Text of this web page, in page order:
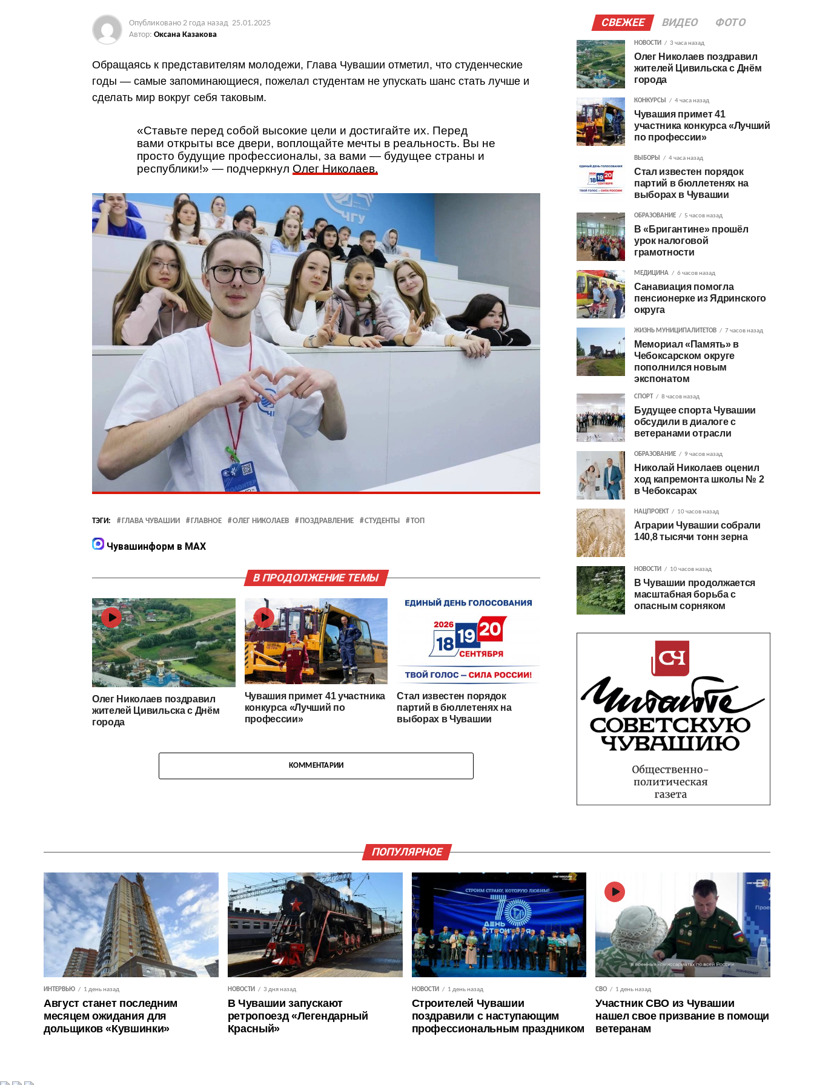
Опубликовано 2 года назад 25.01.2025
Автор: Оксана Казакова
Обращаясь к представителям молодежи, Глава Чувашии отметил, что студенческие
годы — самые запоминающиеся, пожелал студентам не упускать шанс стать лучше и
сделать мир вокруг себя таковым.
«Ставьте перед собой высокие цели и достигайте их. Перед
вами открыты все двери, воплощайте мечты в реальность. Вы не
просто будущие профессионалы, за вами — будущее страны и
республики!» — подчеркнул Олег Николаев.
ТЭГИ: ГЛАВА ЧУВАШИИ ГЛАВНОЕ ОЛЕГ НИКОЛАЕВ ПОЗДРАВЛЕНИЕ СТУДЕНТЫ ТОП
Чувашинформ в MAX
В ПРОДОЛЖЕНИЕ ТЕМЫ
Олег Николаев поздравил
жителей Цивильска с Днём
города
Чувашия примет 41 участника
конкурса «Лучший по
профессии»
Стал известен порядок
партий в бюллетенях на
выборах в Чувашии
КОММЕНТАРИИ
СВЕЖЕЕ ВИДЕО ФОТО
НОВОСТИ 3 часа назад
Олег Николаев поздравил
жителей Цивильска с Днём
города
КОНКУРСЫ 4 часа назад
Чувашия примет 41
участника конкурса «Лучший
по профессии»
ВЫБОРЫ 4 часа назад
Стал известен порядок
партий в бюллетенях на
выборах в Чувашии
ОБРАЗОВАНИЕ 5 часов назад
В «Бригантине» прошёл
урок налоговой
грамотности
МЕДИЦИНА 6 часов назад
Санавиация помогла
пенсионерке из Ядринского
округа
ЖИЗНЬ МУНИЦИПАЛИТЕТОВ 7 часов назад
Мемориал «Память» в
Чебоксарском округе
пополнился новым
экспонатом
СПОРТ 8 часов назад
Будущее спорта Чувашии
обсудили в диалоге с
ветеранами отрасли
ОБРАЗОВАНИЕ 9 часов назад
Николай Николаев оценил
ход капремонта школы № 2
в Чебоксарах
НАЦПРОЕКТ 10 часов назад
Аграрии Чувашии собрали
140,8 тысячи тонн зерна
НОВОСТИ 10 часов назад
В Чувашии продолжается
масштабная борьба с
опасным сорняком
ПОПУЛЯРНОЕ
ИНТЕРВЬЮ 1 день назад
Август станет последним
месяцем ожидания для
дольщиков «Кувшинки»
НОВОСТИ 3 дня назад
В Чувашии запускают
ретропоезд «Легендарный
Красный»
НОВОСТИ 1 день назад
Строителей Чувашии
поздравили с наступающим
профессиональным праздником
СВО 1 день назад
Участник СВО из Чувашии
нашел свое призвание в помощи
ветеранам